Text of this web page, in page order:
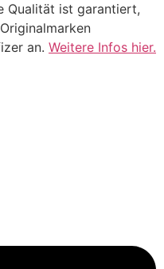
Qualität ist garantiert,
an. Weitere Infos hier.